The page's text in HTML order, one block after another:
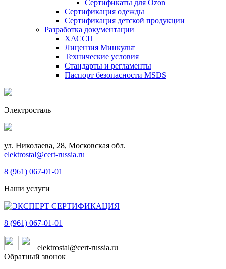
Сертификаты для Ozon
Сертификация одежды
Сертификация детской продукции
Разработка документации
ХАССП
Лицензия Минкульт
Технические условия
Стандарты и регламенты
Паспорт безопасности MSDS
Электросталь
ул. Николаева, 28, Московская обл.
elektrostal@cert-russia.ru
8 (961) 067-01-01
Наши услуги
8 (961) 067-01-01
elektrostal@cert-russia.ru
Обратный звонок